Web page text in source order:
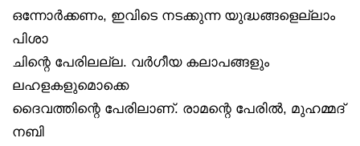
ഒന്നോർക്കണം, ഇവിടെ നടക്കുന്ന യുദ്ധങ്ങളെല്ലാം
പിശാ
ചിന്റെ പേരിലല്ല. വർഗീയ കലാപങ്ങളും
ലഹളകളുമൊക്കെ
ദൈവത്തിന്റെ പേരിലാണ്. രാമന്റെ പേരിൽ, മുഹമ്മദ്
നബി